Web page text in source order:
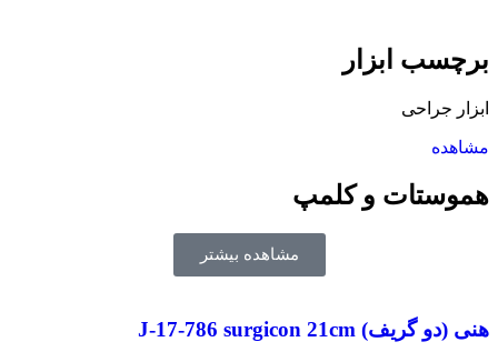
برچسب ابزار
ابزار جراحی
مشاهده
هموستات و کلمپ
مشاهده بیشتر
هنی (دو گریف) J-17-786 surgicon 21cm